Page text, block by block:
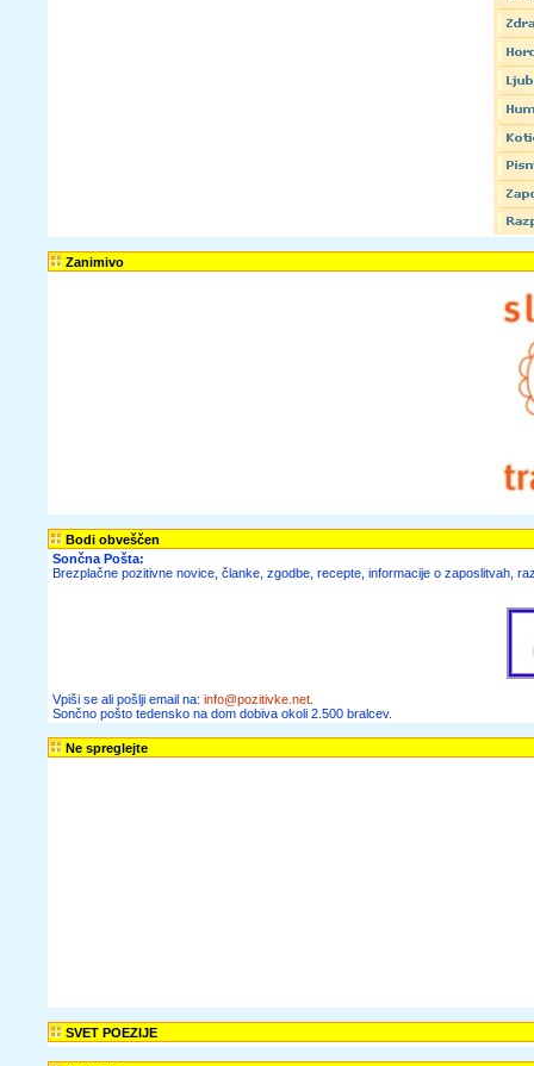
Zanimivo
Bodi obveščen
Sončna Pošta:
Brezplačne pozitivne novice, članke, zgodbe, recepte, informacije o zaposlitvah,
Vpiši se ali pošlji email na: info@pozitivke.net
Sončno pošto tedensko na dom dobiva okoli 2.500 bralcev.
Ne spreglejte
SVET POEZIJE